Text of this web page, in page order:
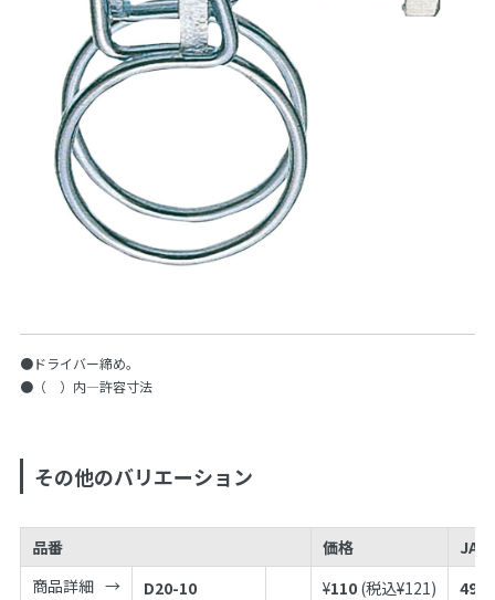
●ドライバー締め。
●（ ）内—許容寸法
その他のバリエーション
品番 価格
JAN
商品詳細
D20-10 ¥110 (税込¥121)